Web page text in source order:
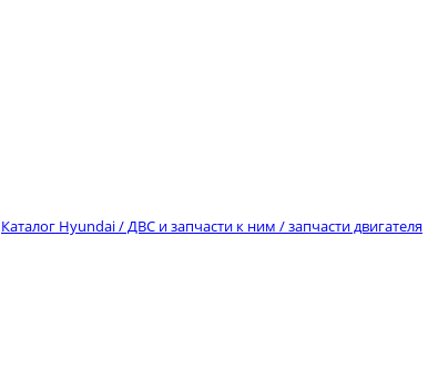
Каталог Hyundai / ДВС и запчасти к ним / запчасти двигателя